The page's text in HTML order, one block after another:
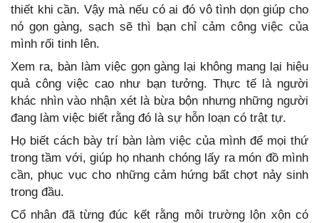
thiết khi cần. Vậy mà nếu có ai đó vô tình dọn giúp cho
nó gọn gàng, sạch sẽ thì bạn chỉ cảm công việc của
mình rối tinh lên.
Xem ra, bàn làm việc gọn gàng lại không mang lại hiệu
quả công việc cao như bạn tưởng. Thực tế là người
khác nhìn vào nhận xét là bừa bộn nhưng những người
đang làm việc biết rằng đó là sự hỗn loạn có trật tự.
Họ biết cách bày trí bàn làm việc của mình để mọi thứ
trong tầm với, giúp họ nhanh chóng lấy ra món đồ mình
cần, phục vục cho những cảm hứng bất chợt nảy sinh
trong đầu.
Cổ nhân đã từng đúc kết rằng môi trường lộn xộn có